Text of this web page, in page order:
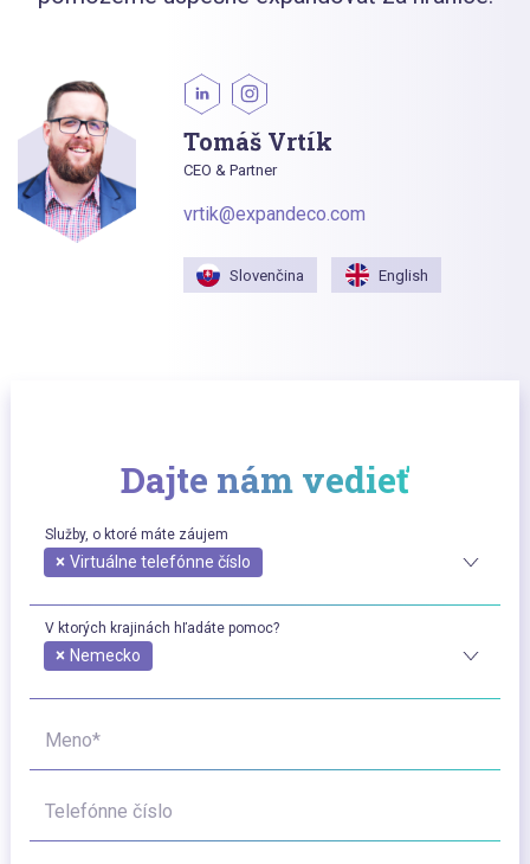
Tomáš Vrtík
CEO & Partner
vrtik@expandeco.com
Slovenčina English
Dajte nám vedieť
Služby, o ktoré máte záujem
× Virtuálne telefónne číslo
V ktorých krajinách hľadáte pomoc?
× Nemecko
Meno*
Telefónne číslo